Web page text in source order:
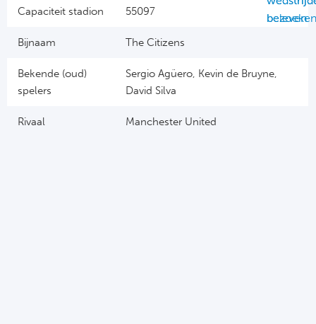
Capaciteit stadion 55097
Bijnaam The Citizens
Bekende (oud)
spelers
Sergio Agüero, Kevin de Bruyne,
David Silva
Rivaal Manchester United